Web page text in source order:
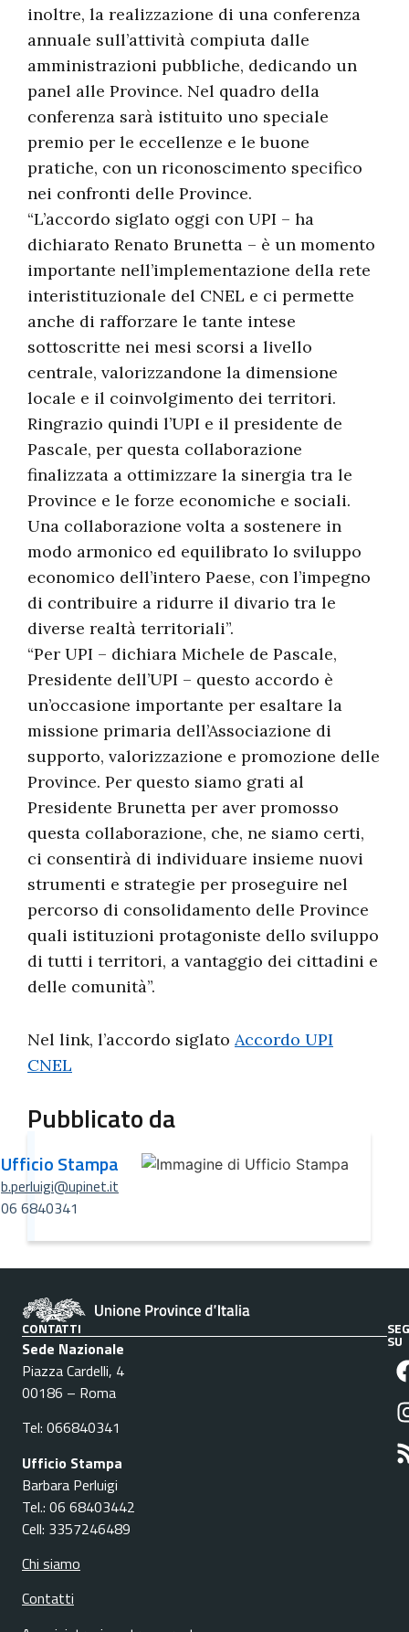
inoltre, la realizzazione di una conferenza
annuale sull’attività compiuta dalle
amministrazioni pubbliche, dedicando un
panel alle Province. Nel quadro della
conferenza sarà istituito uno speciale
premio per le eccellenze e le buone
pratiche, con un riconoscimento specifico
nei confronti delle Province.
“L’accordo siglato oggi con UPI – ha
dichiarato Renato Brunetta – è un momento
importante nell’implementazione della rete
interistituzionale del CNEL e ci permette
anche di rafforzare le tante intese
sottoscritte nei mesi scorsi a livello
centrale, valorizzandone la dimensione
locale e il coinvolgimento dei territori.
Ringrazio quindi l’UPI e il presidente de
Pascale, per questa collaborazione
finalizzata a ottimizzare la sinergia tra le
Province e le forze economiche e sociali.
Una collaborazione volta a sostenere in
modo armonico ed equilibrato lo sviluppo
economico dell’intero Paese, con l’impegno
di contribuire a ridurre il divario tra le
diverse realtà territoriali”.
“Per UPI – dichiara Michele de Pascale,
Presidente dell’UPI – questo accordo è
un’occasione importante per esaltare la
missione primaria dell’Associazione di
supporto, valorizzazione e promozione delle
Province. Per questo siamo grati al
Presidente Brunetta per aver promosso
questa collaborazione, che, ne siamo certi,
ci consentirà di individuare insieme nuovi
strumenti e strategie per proseguire nel
percorso di consolidamento delle Province
quali istituzioni protagoniste dello sviluppo
di tutti i territori, a vantaggio dei cittadini e
delle comunità”.
Nel link, l’accordo siglato Accordo UPI
CNEL
Pubblicato da
Ufficio Stampa
b.perluigi@upinet.it
06 6840341
CONTATTI
Sede Nazionale
Piazza Cardelli, 4
00186 – Roma
Tel: 066840341
Ufficio Stampa
Barbara Perluigi
Tel.: 06 68403442
Cell: 3357246489
Chi siamo
Contatti
SU